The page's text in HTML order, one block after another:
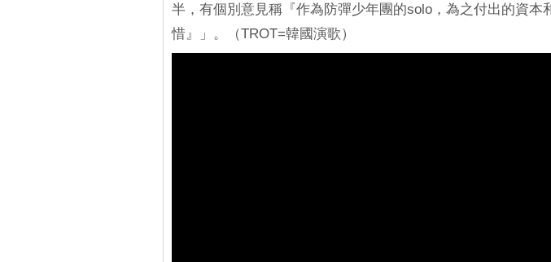
半，有個別意見稱『作為防彈少年團的solo，為之付出的資本
惜』」。（TROT=韓國演歌）